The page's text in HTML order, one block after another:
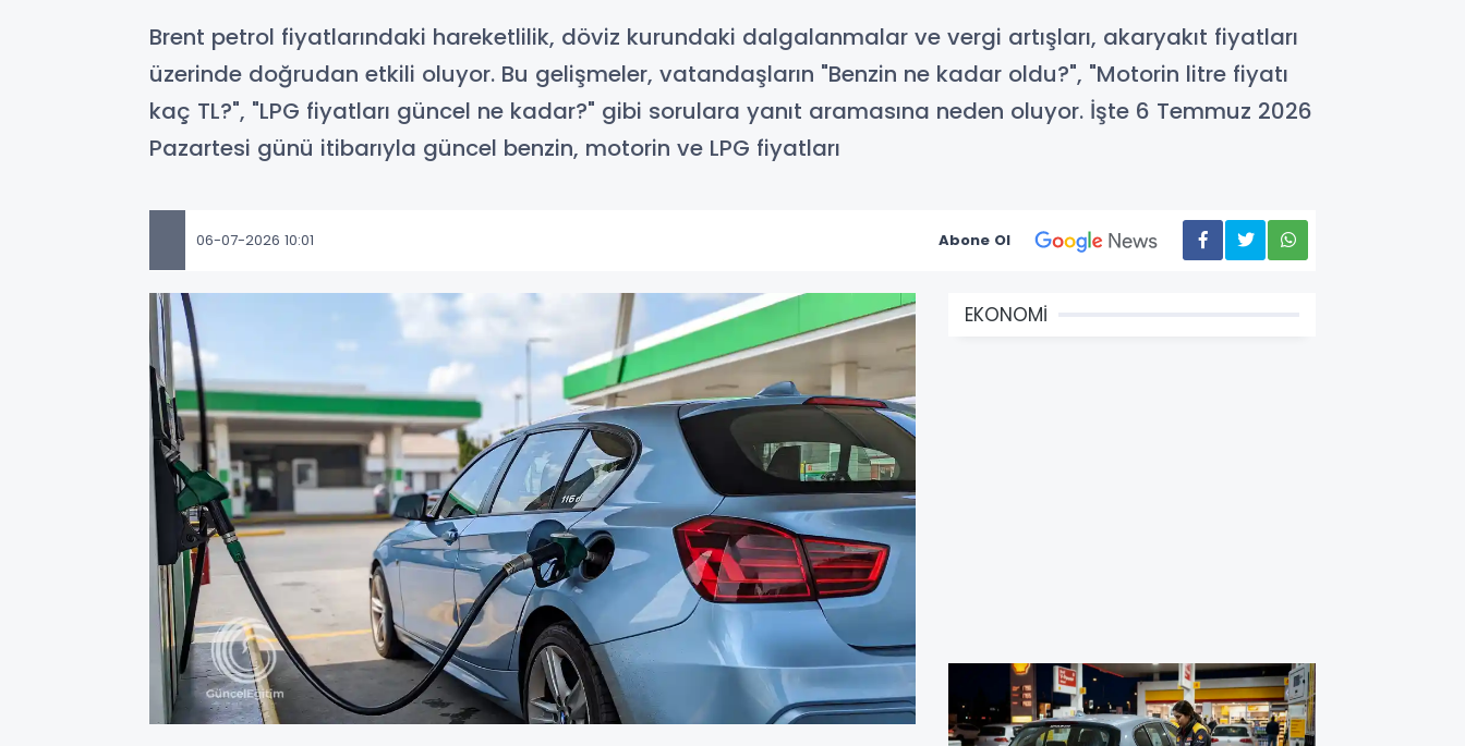
Brent petrol fiyatlarındaki hareketlilik, döviz kurundaki dalgalanmalar ve vergi artışları, akaryakıt fiyatları
üzerinde doğrudan etkili oluyor. Bu gelişmeler, vatandaşların "Benzin ne kadar oldu?", "Motorin litre fiyatı
kaç TL?", "LPG fiyatları güncel ne kadar?" gibi sorulara yanıt aramasına neden oluyor. İşte 6 Temmuz 2026
Pazartesi günü itibarıyla güncel benzin, motorin ve LPG fiyatları
06-07-2026 10:01 Abone Ol
EKONOMİ